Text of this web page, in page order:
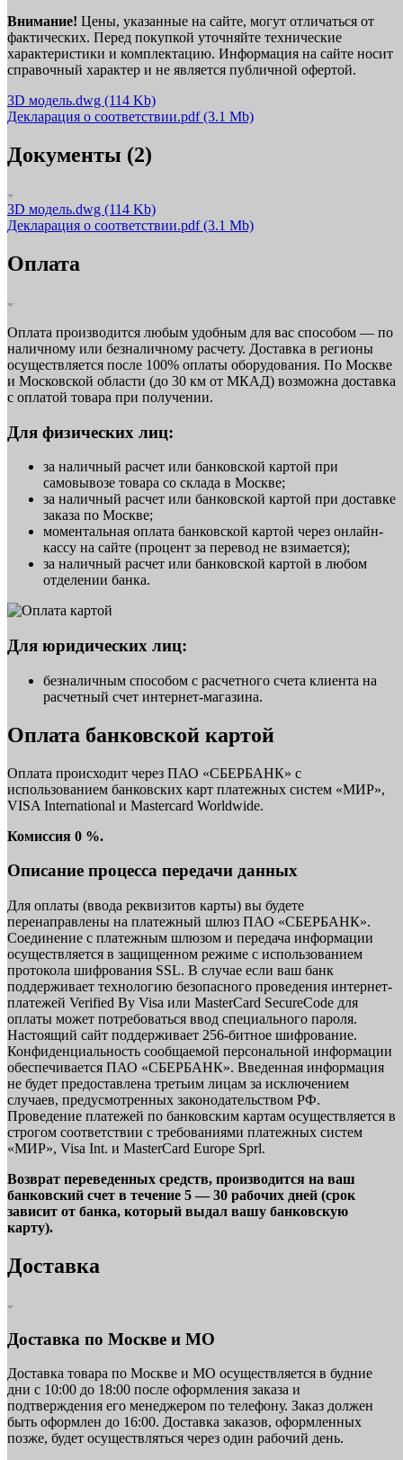
Внимание! Цены, указанные на сайте, могут отличаться от
фактических. Перед покупкой уточняйте технические
характеристики и комплектацию. Информация на сайте носит
справочный характер и не является публичной офертой.
3D модель.dwg (114 Kb)
Декларация о соответствии.pdf(3.1 Mb)
Документы (2)
3D модель.dwg (114 Kb)
Декларация о соответствии.pdf(3.1 Mb)
Оплата
Оплата производится любым удобным для вас способом — по
наличному или безналичному расчету. Доставка в регионы
осуществляется после 100% оплаты оборудования. По Москве
и Московской области (до 30 км от МКАД) возможна доставка
с оплатой товара при получении.
Для физических лиц:
за наличный расчет или банковской картой при
самовывозе товара со склада в Москве;
за наличный расчет или банковской картой при доставке
заказа по Москве;
моментальная оплата банковской картой через онлайн-
кассу на сайте (процент за перевод не взимается);
за наличный расчет или банковской картой в любом
отделении банка.
Для юридических лиц:
безналичным способом с расчетного счета клиента на
расчетный счет интернет-магазина.
Оплата банковской картой
Оплата происходит через ПАО «СБЕРБАНК» с
использованием банковских карт платежных систем «МИР»,
VISA International и Mastercard Worldwide.
Комиссия 0 %.
Описание процесса передачи данных
Для оплаты (ввода реквизитов карты) вы будете
перенаправлены на платежный шлюз ПАО «СБЕРБАНК».
Соединение с платежным шлюзом и передача информации
осуществляется в защищенном режиме с использованием
протокола шифрования SSL. В случае если ваш банк
поддерживает технологию безопасного проведения интернет-
платежей Verified By Visa или MasterCard SecureCode для
оплаты может потребоваться ввод специального пароля.
Настоящий сайт поддерживает 256-битное шифрование.
Конфиденциальность сообщаемой персональной информации
обеспечивается ПАО «СБЕРБАНК». Введенная информация
не будет предоставлена третьим лицам за исключением
случаев, предусмотренных законодательством РФ.
Проведение платежей по банковским картам осуществляется в
строгом соответствии с требованиями платежных систем
«МИР», Visa Int. и MasterCard Europe Sprl.
Возврат переведенных средств, производится на ваш
банковский счет в течение 5 — 30 рабочих дней (срок
зависит от банка, который выдал вашу банковскую
карту).
Доставка
Доставка по Москве и МО
Доставка товара по Москве и МО осуществляется в будние
дни с 10:00 до 18:00 после оформления заказа и
подтверждения его менеджером по телефону. Заказ должен
быть оформлен до 16:00. Доставка заказов, оформленных
позже, будет осуществляться через один рабочий день.